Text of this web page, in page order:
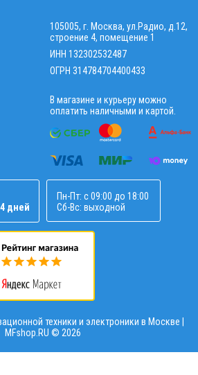
105005, г. Москва, ул.Радио, д.12,
строение 4, помещение 1
ИНН 132302532487
ОГРН 314784704400433
В магазине и курьеру можно
оплатить наличными и картой.
дней
Пн-Пт: с 09:00 до 18:00
Сб-Вс: выходной
техники и электроники в Москве |
MFshop.RU © 2026